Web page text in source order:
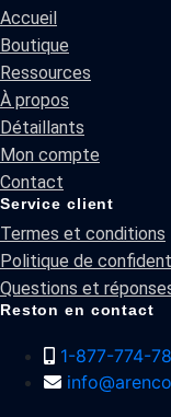
Accueil
Boutique
Ressources
À propos
Détaillants
Mon compte
Contact
Service client
Termes et conditions
Politique de
Questions et
Reston en contact
1-877-774-